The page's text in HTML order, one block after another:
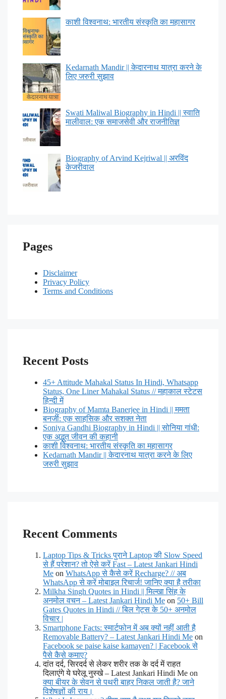
काशी विश्वनाथ: भारतीय संस्कृति का महासागर
Kedarnath Mandir || केदारनाथ यात्रा करने के
लिए जरुरी सुझाव
Swati Maliwal Biography in Hindi || स्वाति
मालीवाल: एक समाजसेवी और राजनीतिज्ञ
Biography of Arvind Kejriwal || अरविंद
केजरीवाल
Pages
Disclaimer
Privacy Policy
Terms and Conditions
Recent Posts
45+ Attitude Mahakal Status In Hindi, Whatsapp
Status, One Liner Mahakal Status // महाकाल स्टेटस
हिन्दी में
Biography of Mamta Banerjee in Hindi || ममता
बनर्जी: एक साहसिक और सशक्त नेता
Soniya Gandhi Biography in Hindi || सोनिया गांधी:
एक अद्भुत जीवन की कहानी
काशी विश्वनाथ: भारतीय संस्कृति का महासागर
Kedarnath Mandir || केदारनाथ यात्रा करने के लिए
जरुरी सुझाव
Recent Comments
Laptop Tips & Tricks पुराने Laptop की Slow Speed
से हैं परेशान? तो ऐसे करें Fast – Latest Jankari Hindi
Me on WhatsApp से कैसे करें Recharge? // अब
WhatsApp से करें मोबाइल रिचार्ज! जानिए क्या है तरीका
Milkha Singh Quotes in Hindi || मिल्खा सिंह के
अनमोल वचन – Latest Jankari Hindi Me on 50+ Bill
Gates Quotes in Hindi // बिल गेट्स के 50+ अनमोल
विचार |
Smartphone Facts: स्मार्टफोन में अब क्यों नहीं आती है
Removable Battery? – Latest Jankari Hindi Me on
Facebook se paise kaise kamayen? | Facebook से
पैसे कैसे कमाए?
दांत दर्द, सिरदर्द से लेकर शरीर तक के दर्द में राहत
दिलाएंगे ये घरेलू नुस्खे – Latest Jankari Hindi Me on
क्या बीयर के सेवन से पथरी बाहर निकल जाती है? जाने
विशेषज्ञों की राय।